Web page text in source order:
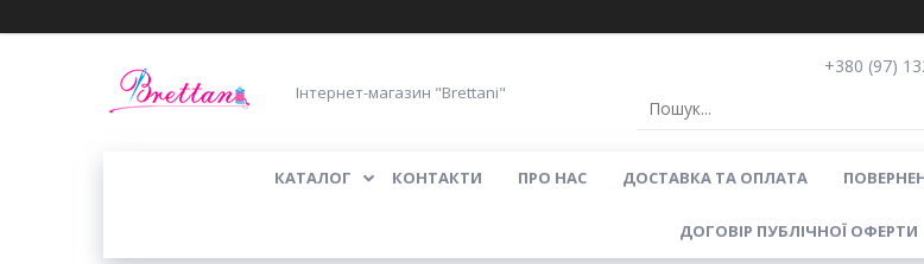
Інтернет-магазин "Brettani"
+380 (97)
КАТАЛОГ КОНТАКТИ ПРО НАС ДОСТАВКА ТА ОПЛАТА
ДОГОВІР ПУБЛІЧНОЇ ОФЕРТИ